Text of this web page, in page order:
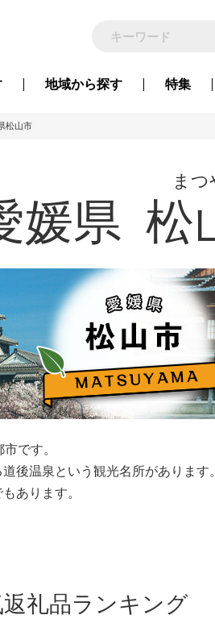
地域から探す 特集
松山市
媛県 松
まつ
です。
後温泉という観光名所があります。
あります。
返礼品ランキング